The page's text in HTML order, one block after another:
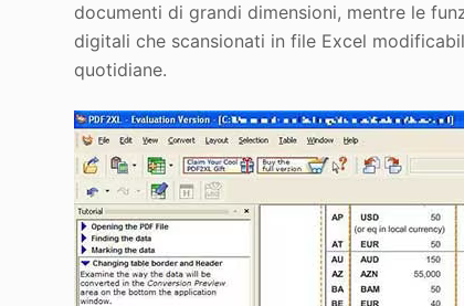
documenti di grandi dimensioni, mentre le
digitali che scansionati in file Excel
quotidiane.